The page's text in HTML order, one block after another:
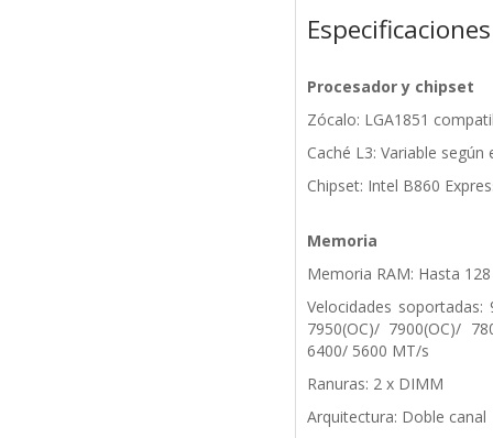
Especificaciones
Procesador y chipset
Zócalo: LGA1851
Caché L3: Variable según
Chipset: Intel B860
Memoria
Memoria RAM: Hasta
Velocidades soportadas:
7950(OC)/ 7900(OC)/
6400/ 5600 MT/s
Ranuras: 2 x DIMM
Arquitectura: Doble canal